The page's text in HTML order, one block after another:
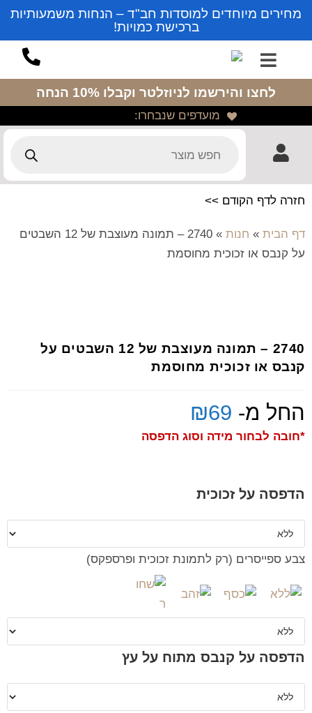
מחירים מיוחדים למוסדות חב"ד – הנחות משמעותיות
ברכישת כמויות!
לחצו והירשמו לניוזלטר וקבלו 10% הנחה
מועדפים שנבחרו:
חזרה לדף הקודם >>
דף הבית » חנות »
2740 – תמונה מעוצבת של 12 השבטים
על קנבס או זכוכית מחוסמת
2740 – תמונה מעוצבת של 12 השבטים על
קנבס או זכוכית מחוסמת
החל מ- ₪69
*חובה לבחור מידה וסוג הדפסה
הדפסה על זכוכית
צבע ספייסרים (רק לתמונת זכוכית ופרספקס)
הדפסה על קנבס מתוח על עץ